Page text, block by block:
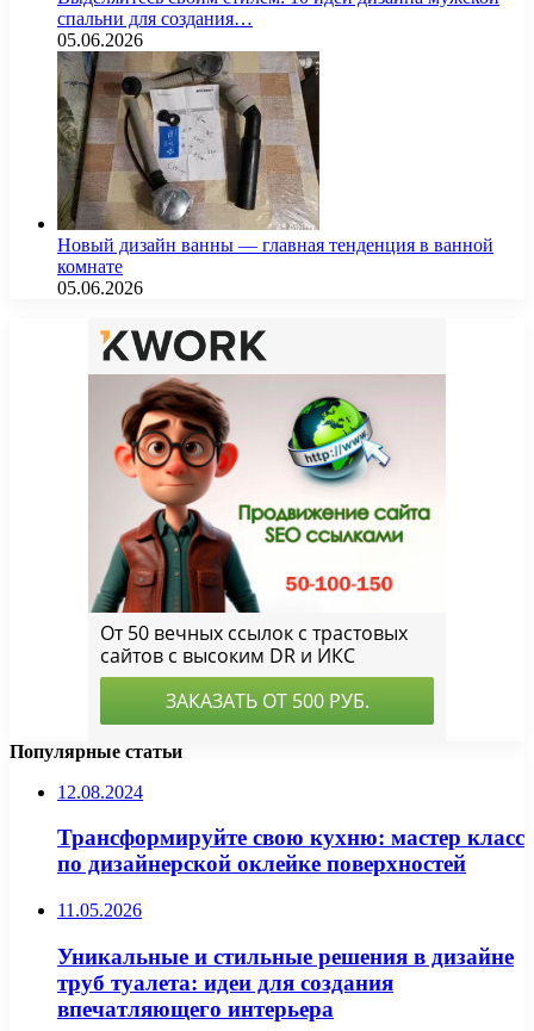
спальни для создания…
05.06.2026
Новый дизайн ванны — главная тенденция в ванной
комнате
05.06.2026
Популярные статьи
12.08.2024
Трансформируйте свою кухню: мастер класс
по дизайнерской оклейке поверхностей
11.05.2026
Уникальные и стильные решения в дизайне
труб туалета: идеи для создания
впечатляющего интерьера